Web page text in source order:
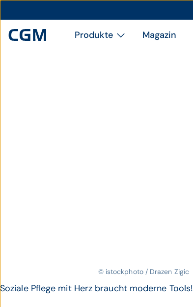
Produkte Magazin
© istockphoto / Drazen Zigic
Soziale Pflege mit Herz braucht moderne Tools!